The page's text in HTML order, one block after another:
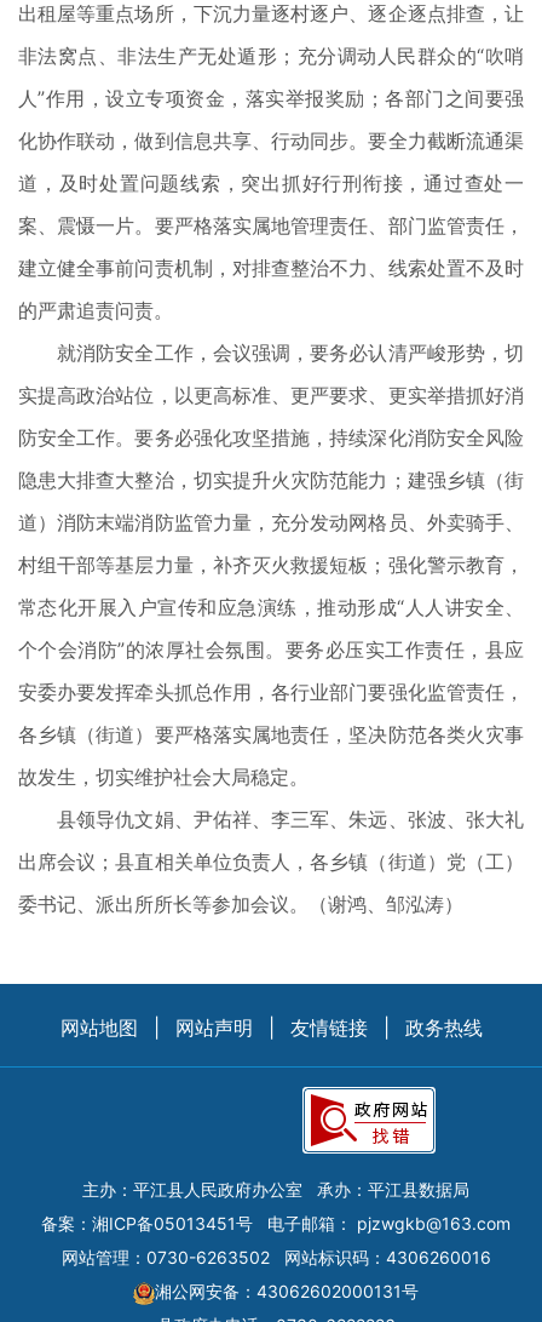
出租屋等重点场所，下沉力量逐村逐户、逐企逐点排查，让
非法窝点、非法生产无处遁形；充分调动人民群众的“吹哨
人”作用，设立专项资金，落实举报奖励；各部门之间要强
化协作联动，做到信息共享、行动同步。要全力截断流通渠
道，及时处置问题线索，突出抓好行刑衔接，通过查处一
案、震慑一片。要严格落实属地管理责任、部门监管责任，
建立健全事前问责机制，对排查整治不力、线索处置不及时
的严肃追责问责。
就消防安全工作，会议强调，要务必认清严峻形势，切
实提高政治站位，以更高标准、更严要求、更实举措抓好消
防安全工作。要务必强化攻坚措施，持续深化消防安全风险
隐患大排查大整治，切实提升火灾防范能力；建强乡镇（街
道）消防末端消防监管力量，充分发动网格员、外卖骑手、
村组干部等基层力量，补齐灭火救援短板；强化警示教育，
常态化开展入户宣传和应急演练，推动形成“人人讲安全、
个个会消防”的浓厚社会氛围。要务必压实工作责任，县应
安委办要发挥牵头抓总作用，各行业部门要强化监管责任，
各乡镇（街道）要严格落实属地责任，坚决防范各类火灾事
故发生，切实维护社会大局稳定。
县领导仇文娟、尹佑祥、李三军、朱远、张波、张大礼
出席会议；县直相关单位负责人，各乡镇（街道）党（工）
委书记、派出所所长等参加会议。（谢鸿、邹泓涛）
网站地图 网站声明 友情链接 政务热线
主办：平江县人民政府办公室
承办：平江县数据局
备案： 湘ICP备05013451号 电子邮箱： pjzwgkb@163.com
网站管理：0730-6263502
网站标识码：4306260016
湘公网安备：43062602000131号